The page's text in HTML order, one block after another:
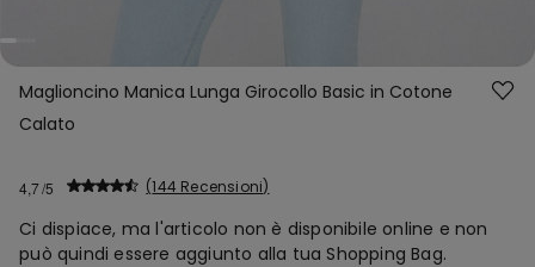
Maglioncino Manica Lunga Girocollo Basic in Cotone
Calato
4,7 144 Recensioni
Ci dispiace, ma l'articolo non è disponibile online e non
può quindi essere aggiunto alla tua Shopping Bag.